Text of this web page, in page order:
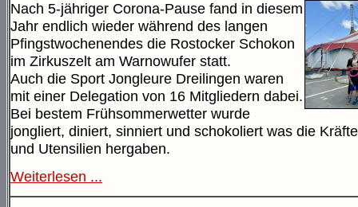
Nach 5-jähriger Corona-Pause fand in diesem
Jahr endlich wieder während des langen
Pfingstwochenendes die Rostocker Schokon
im Zirkuszelt am Warnowufer statt.
Auch die Sport Jongleure Dreilingen waren
mit einer Delegation von 16 Mitgliedern dabei.
Bei bestem Frühsommerwetter wurde
jongliert, diniert, sinniert und schokoliert was die
und Utensilien hergaben.
Weiterlesen ...